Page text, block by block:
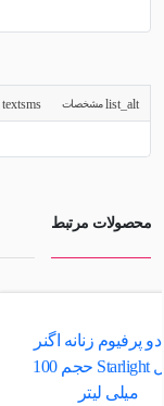
مشخصات
محصولات مرتبط